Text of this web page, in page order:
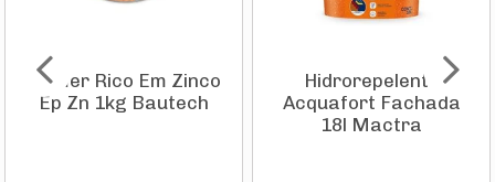
Primer Rico Em Zinco
Ep Zn 1kg Bautech
Hidrorepelente
Acquafort Fachada
18l Mactra